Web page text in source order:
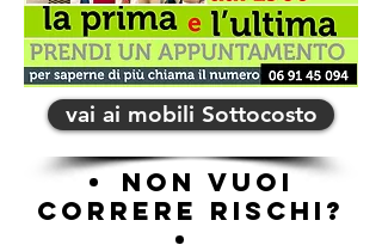
vai ai mobili Sottocosto
NON VUOI
CORRERE RISCHI?